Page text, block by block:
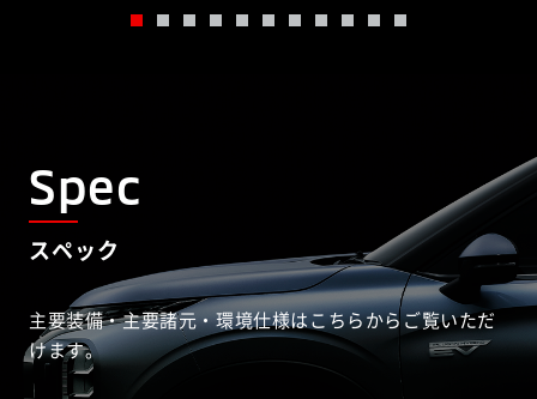
Spec
スペック
主要装備・主要諸元・環境仕様はこちらからご覧いただ
けます。